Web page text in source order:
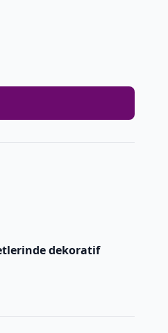
dekoratif